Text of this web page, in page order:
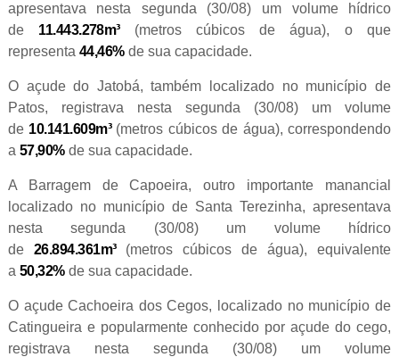
apresentava nesta segunda (30/08) um volume hídrico
de 11.443.278m³ (metros cúbicos de água), o que
representa 44,46%de sua capacidade.
O açude do Jatobá, também localizado no município de
Patos, registrava nesta segunda (30/08) um volume
de 10.141.609m³ (metros cúbicos de água), correspondendo
a 57,90%de sua capacidade.
A Barragem de Capoeira, outro importante manancial
localizado no município de Santa Terezinha, apresentava
nesta segunda (30/08) um volume hídrico
de 26.894.361m³ (metros cúbicos de água), equivalente
a 50,32%de sua capacidade.
O açude Cachoeira dos Cegos, localizado no município de
Catingueira e popularmente conhecido por açude do cego,
registrava nesta segunda (30/08) um volume